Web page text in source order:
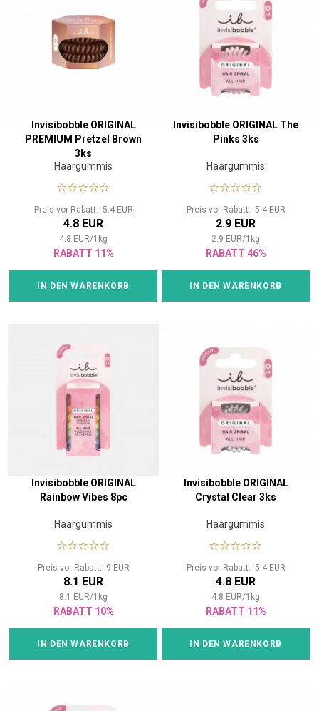
Invisibobble ORIGINAL
PREMIUM Pretzel Brown
3ks
Haargummis
Preis vor Rabatt:5.4 EUR
4.8 EUR
4.8 EUR/1 kg
RABATT 11%
IN DEN WARENKORB
Invisibobble ORIGINAL The
Pinks 3ks
Haargummis
Preis vor Rabatt:5.4 EUR
2.9 EUR
2.9 EUR/1 kg
RABATT 46%
IN DEN WARENKORB
Invisibobble ORIGINAL
Rainbow Vibes 8pc
Haargummis
Preis vor Rabatt:9 EUR
8.1 EUR
8.1 EUR/1 kg
RABATT 10%
IN DEN WARENKORB
Invisibobble ORIGINAL
Crystal Clear 3ks
Haargummis
Preis vor Rabatt:5.4 EUR
4.8 EUR
4.8 EUR/1 kg
RABATT 11%
IN DEN WARENKORB